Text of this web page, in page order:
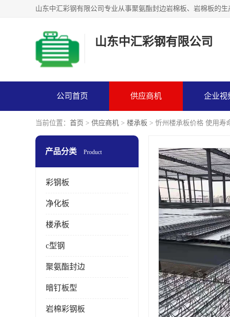
山东中汇彩钢有限公司
公司首页 供应商机 企业视
当前位置： 首页 > 供应商机 > 楼承板 > 忻州楼承板价格 使用寿
产品分类 Product
彩钢板
净化板
楼承板
c型钢
聚氨酯封边
暗钉板型
岩棉彩钢板